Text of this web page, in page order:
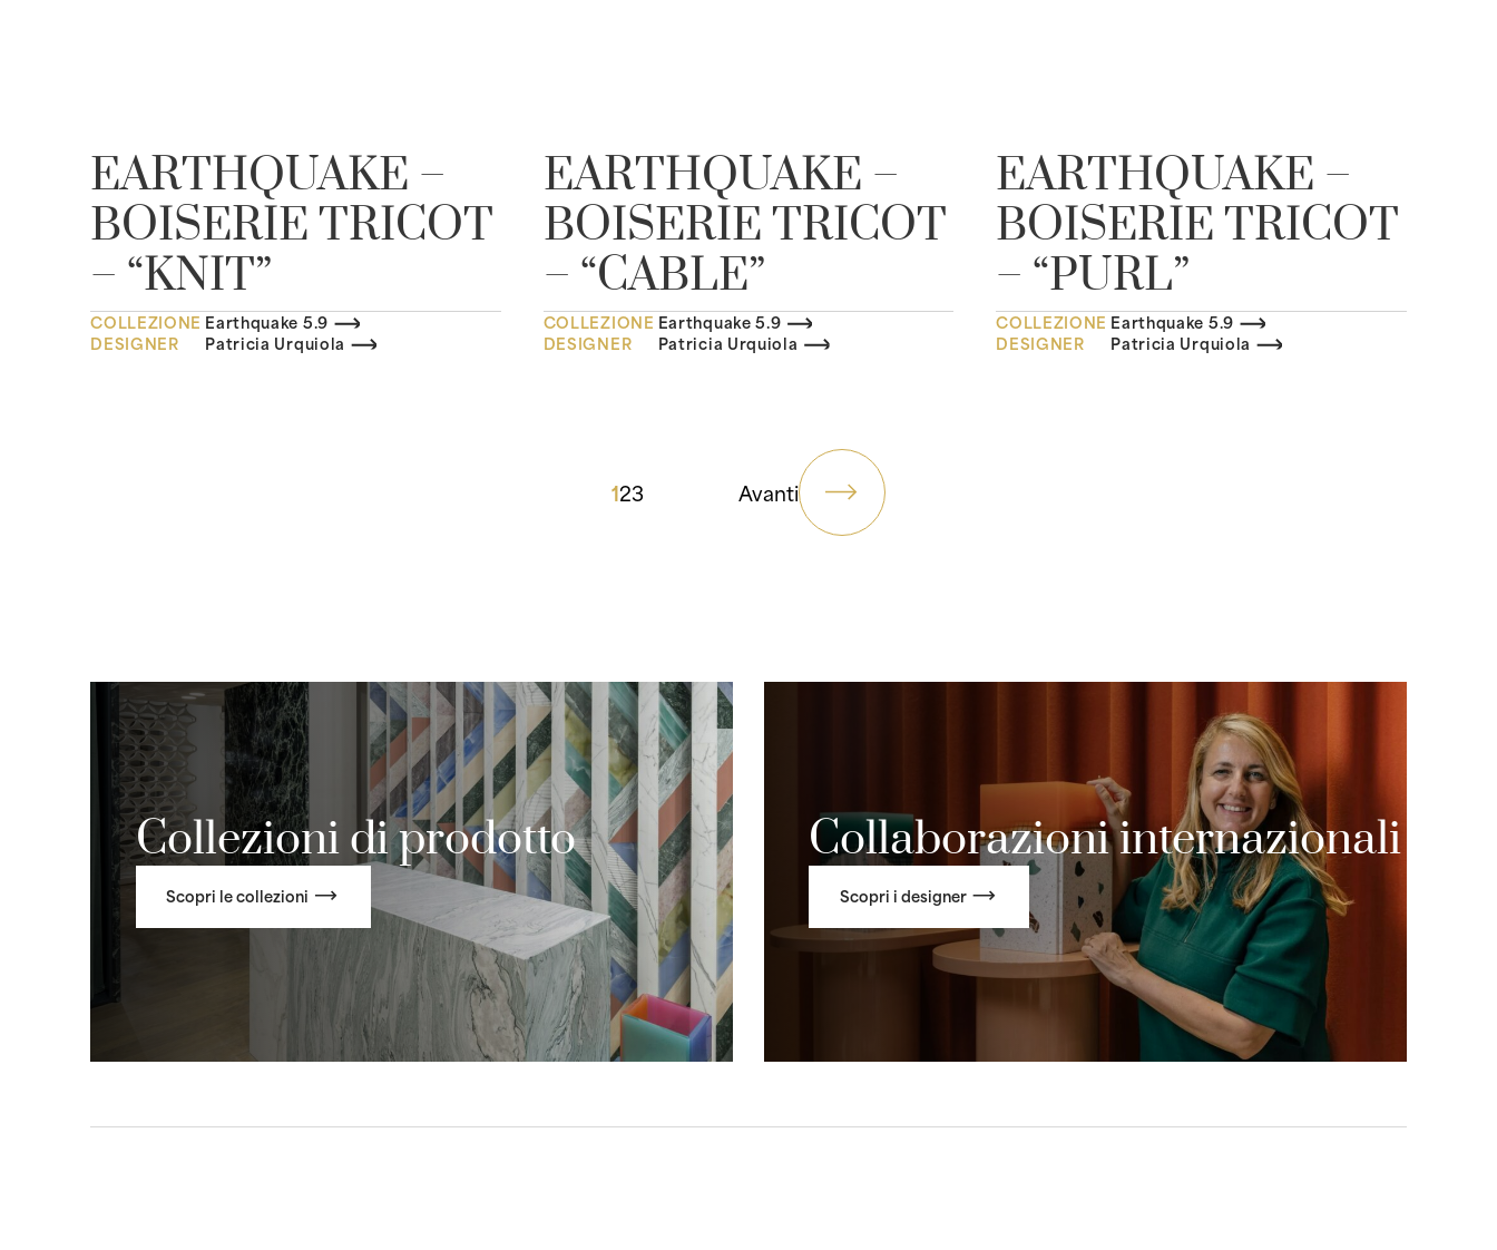
EARTHQUAKE –
BOISERIE TRICOT
– “KNIT”
COLLEZIONE Earthquake 5.9
DESIGNER
Patricia Urquiola
EARTHQUAKE –
BOISERIE TRICOT
– “CABLE”
COLLEZIONE Earthquake 5.9
DESIGNER
Patricia Urquiola
EARTHQUAKE –
BOISERIE TRICOT
– “PURL”
COLLEZIONE Earthquake 5.9
DESIGNER
Patricia Urquiola
123
Collezioni di prodotto
Scopri le collezioni
Collaborazioni internazionali
Scopri i designer